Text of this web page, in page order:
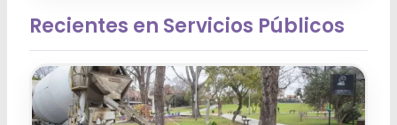
Recientes en Servicios Públicos